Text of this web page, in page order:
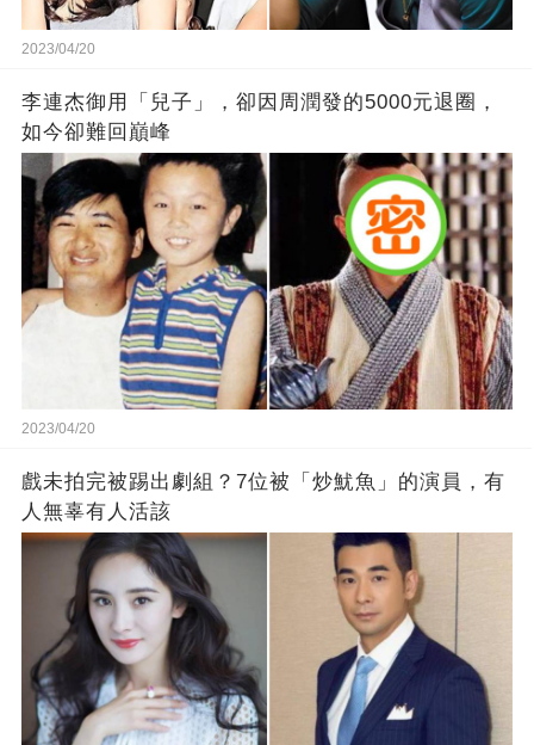
2023/04/20
李連杰御用「兒子」，卻因周潤發的5000元退圈，
如今卻難回巔峰
2023/04/20
戲未拍完被踢出劇組？7位被「炒魷魚」的演員，有
人無辜有人活該